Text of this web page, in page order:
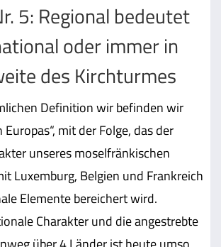
5: Regional bedeutet
oder immer in
des Kirchturmes
Definition wir befinden wir
Europas“, mit der Folge, das der
unseres moselfränkischen
Luxemburg, Belgien und Frankreich
Elemente bereichert wird.
Charakter und die angestrebte